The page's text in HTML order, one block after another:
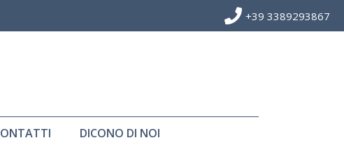
+39 3389293867
DICONO DI NOI